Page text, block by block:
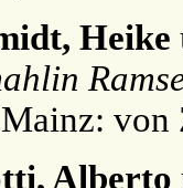
Heike
von
Alberto